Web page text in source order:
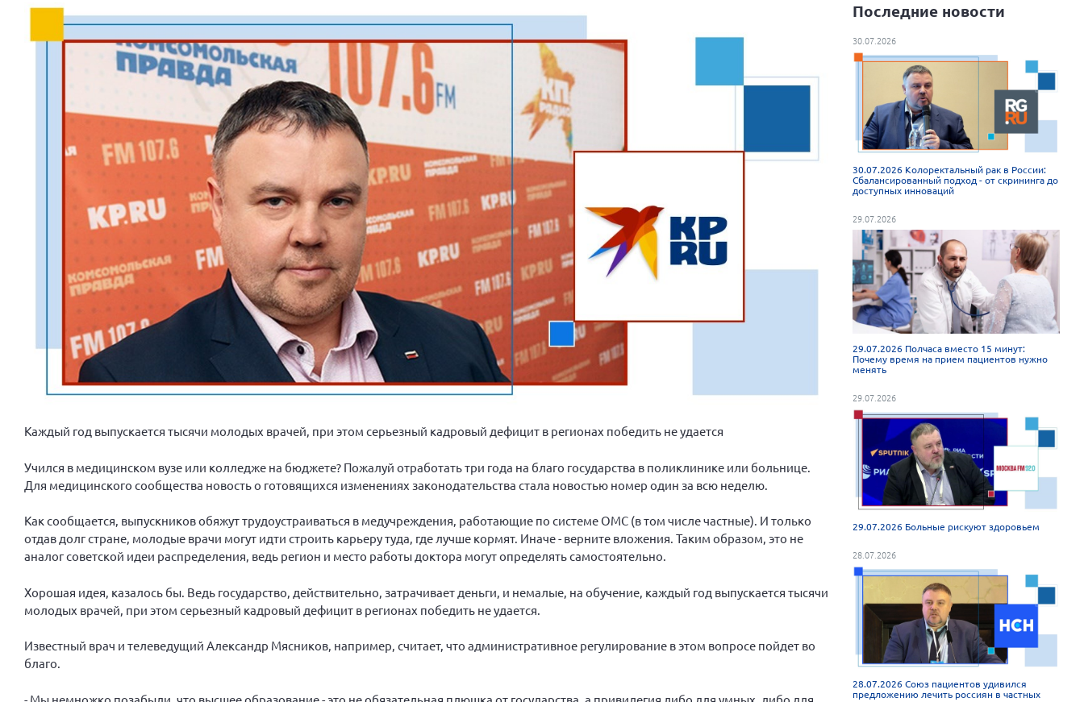
Каждый год выпускается тысячи молодых врачей, при этом серьезный кадровый дефицит в регионах победить не удается
Учился в медицинском вузе или колледже на бюджете? Пожалуй отработать три года на благо государства в поликлинике или больнице.
Для медицинского сообщества новость о готовящихся изменениях законодательства стала новостью номер один за всю неделю.
Как сообщается, выпускников обяжут трудоустраиваться в медучреждения, работающие по системе ОМС (в том числе частные). И только
отдав долг стране, молодые врачи могут идти строить карьеру туда, где лучше кормят. Иначе - верните вложения. Таким образом, это не
аналог советской идеи распределения, ведь регион и место работы доктора могут определять самостоятельно.
Хорошая идея, казалось бы. Ведь государство, действительно, затрачивает деньги, и немалые, на обучение, каждый год выпускается тысячи
молодых врачей, при этом серьезный кадровый дефицит в регионах победить не удается.
Известный врач и телеведущий Александр Мясников, например, считает, что административное регулирование в этом вопросе пойдет во
благо.
- Мы немножко позабыли, что высшее образование - это не обязательная плюшка от государства, а привилегия либо для умных, либо для
Последние новости
30.07.2026
30.07.2026 Колоректальный рак в России:
Сбалансированный подход - от скрининга до
доступных инноваций
29.07.2026
29.07.2026 Полчаса вместо 15 минут:
Почему время на прием пациентов нужно
менять
29.07.2026
29.07.2026 Больные рискуют здоровьем
28.07.2026
28.07.2026 Союз пациентов удивился
предложению лечить россиян в частных